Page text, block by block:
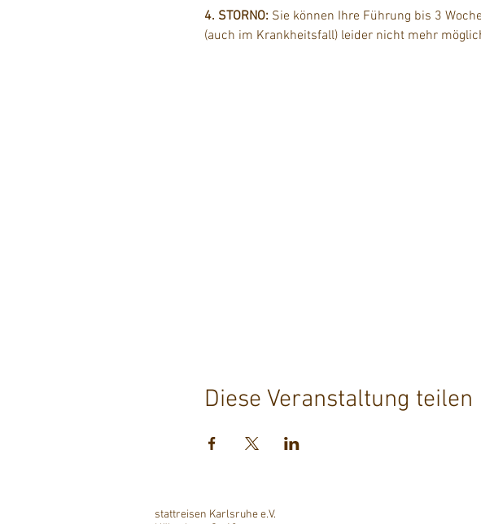
4. STORNO: Sie können Ihre Führung bis 3
(auch im Krankheitsfall) leider nicht mehr
Diese Veranstaltung teilen
stattreisen Karlsruhe e.V.